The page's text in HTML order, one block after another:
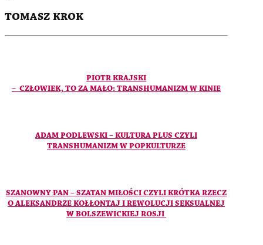
TOMASZ KROK
PIOTR KRAJSKI
– CZŁOWIEK, TO ZA MAŁO: TRANSHUMANIZM W KINIE
ADAM PODLEWSKI – KULTURA PLUS CZYLI
TRANSHUMANIZM W POPKULTURZE
SZANOWNY PAN – SZATAN MIŁOŚCI CZYLI KRÓTKA RZECZ
O ALEKSANDRZE KOŁŁONTAJ I REWOLUCJI SEKSUALNEJ
W BOLSZEWICKIEJ ROSJI